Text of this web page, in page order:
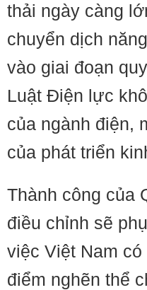
thải ngày càng
chuyển dịch
vào giai đoạn
Luật Điện lực
của ngành điện,
của phát triển
Thành công của
điều chỉnh sẽ
việc Việt Nam
điểm nghẽn thể